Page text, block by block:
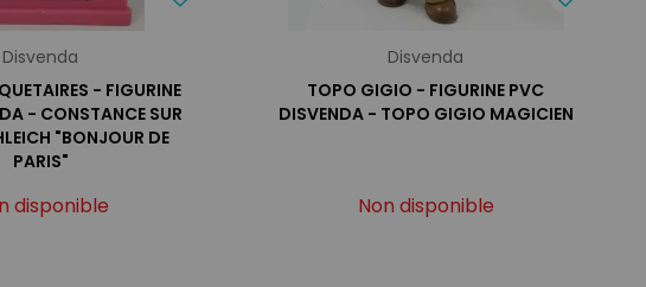
Disvenda
- FIGURINE
- CONSTANCE SUR
"BONJOUR DE
PARIS"
disponible
Disvenda
TOPO GIGIO - FIGURINE PVC
DISVENDA - TOPO GIGIO MAGICIEN
Non disponible